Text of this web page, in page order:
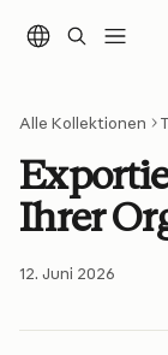
Alle Kollektionen
Ihrer
12. Juni 2026